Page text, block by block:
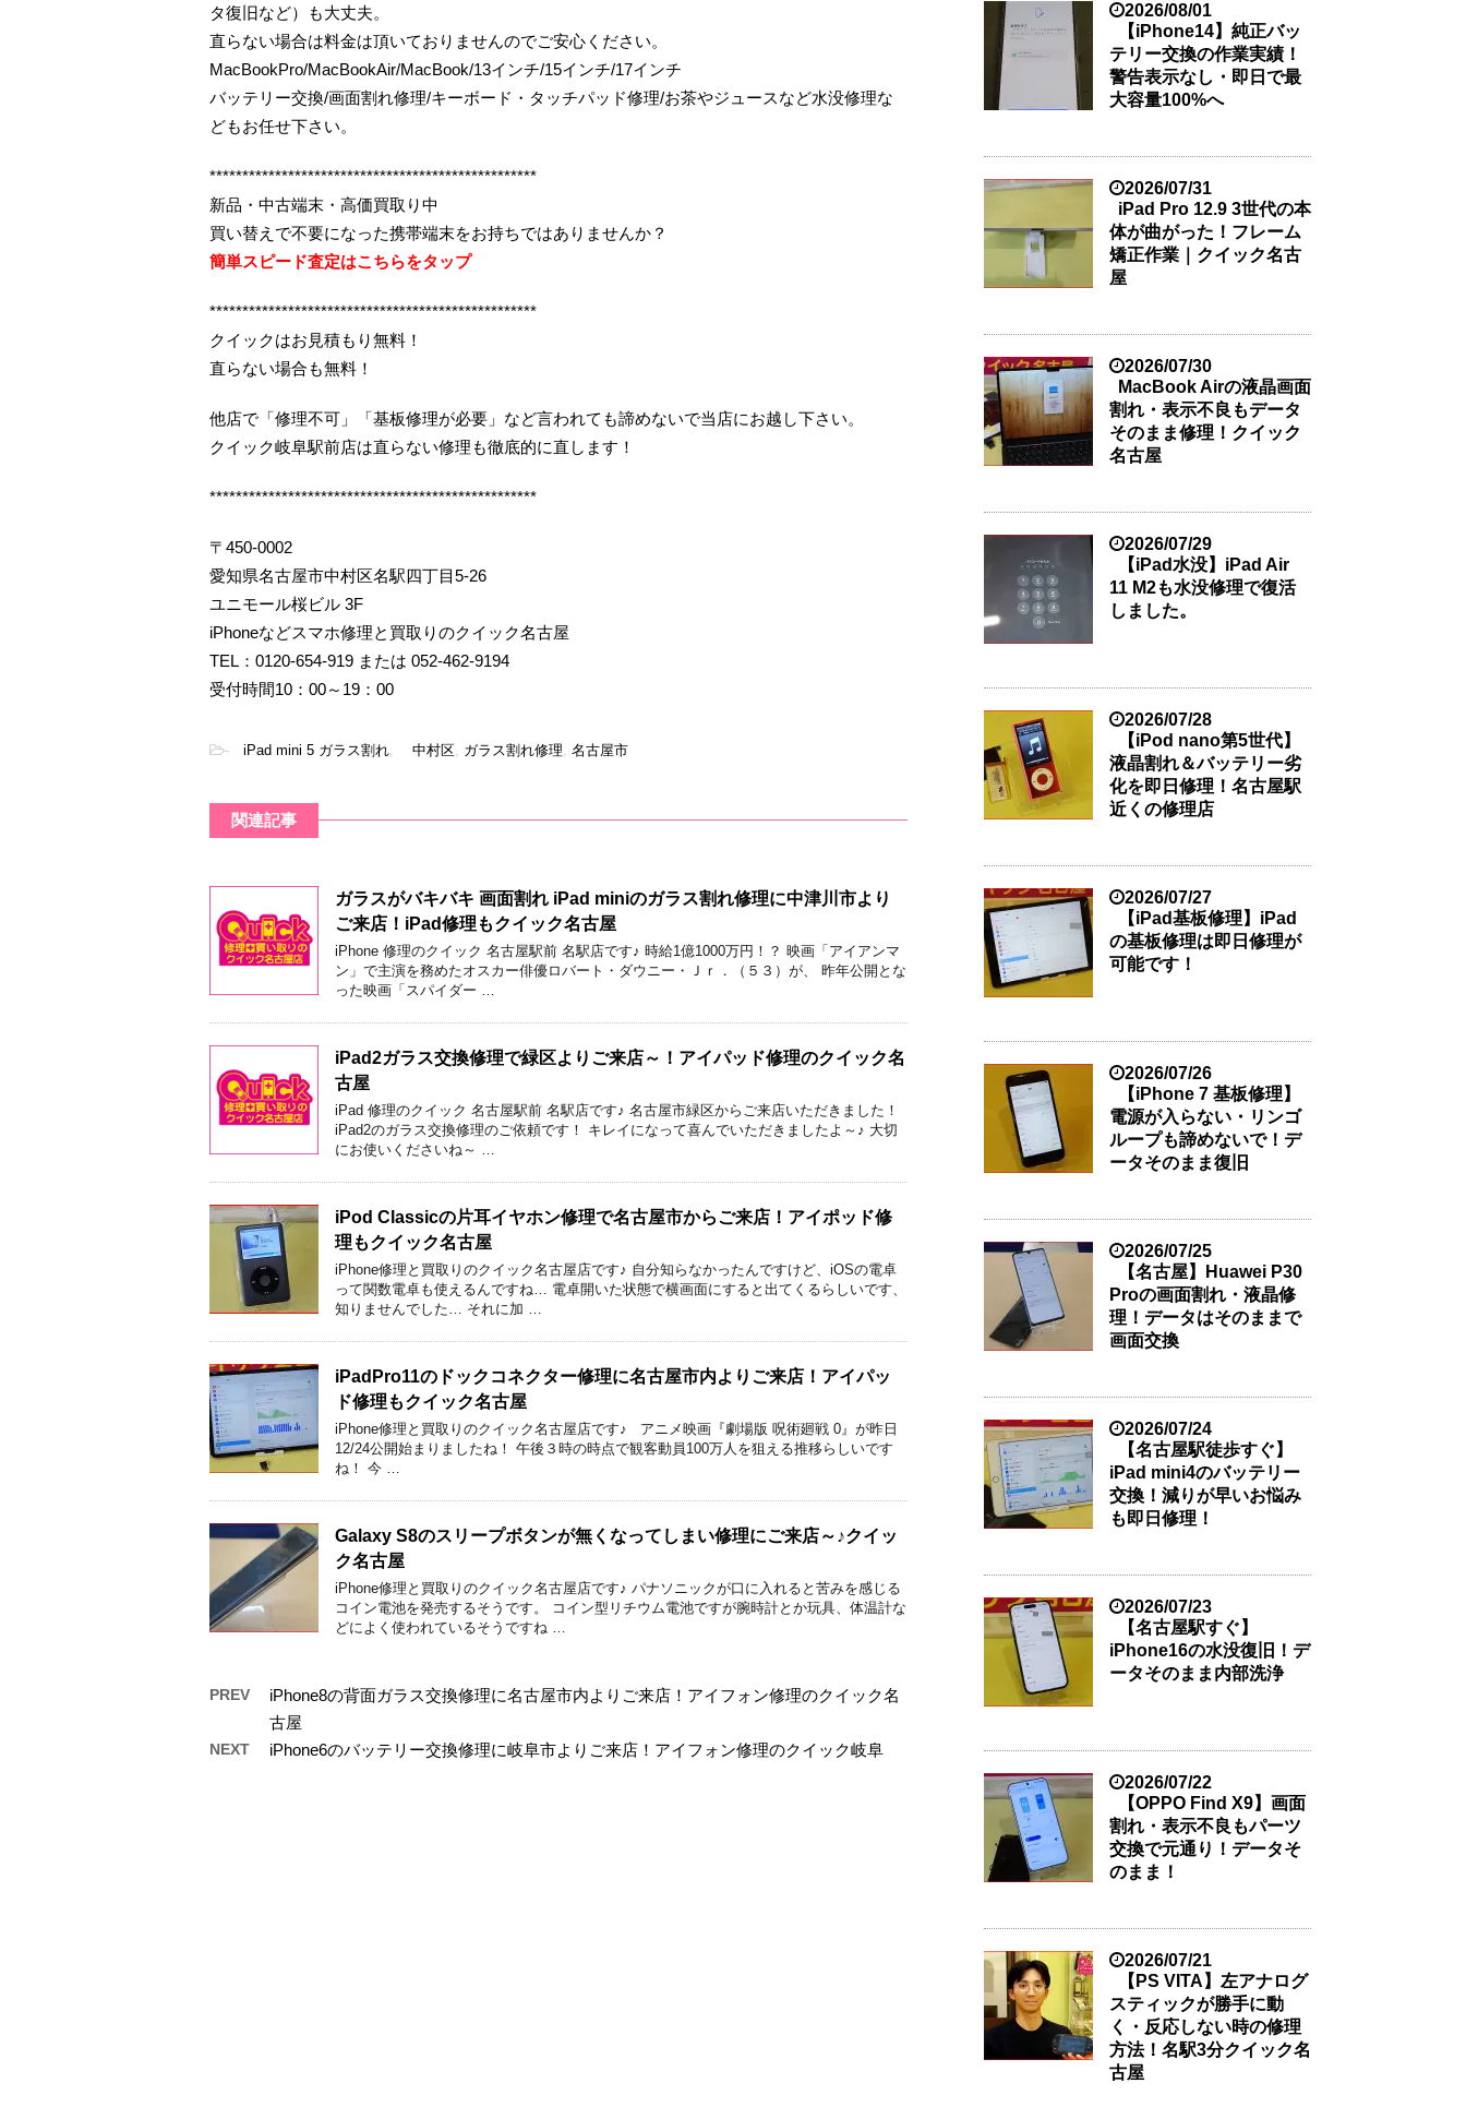
タ復旧など）も大丈夫。
直らない場合は料金は頂いておりませんのでご安心ください。
MacBookPro/MacBookAir/MacBook/13インチ/15インチ/17インチ
バッテリー交換/画面割れ修理/キーボード・タッチパッド修理/お茶やジュースなど水没修理な
どもお任せ下さい。
**************************************************
新品・中古端末・高価買取り中
買い替えで不要になった携帯端末をお持ちではありませんか？
簡単スピード査定はこちらをタップ
**************************************************
クイックはお見積もり無料！
直らない場合も無料！
他店で「修理不可」「基板修理が必要」など言われても諦めないで当店にお越し下さい。
クイック岐阜駅前店は直らない修理も徹底的に直します！
**************************************************
〒450-0002
愛知県名古屋市中村区名駅四丁目5-26
ユニモール桜ビル 3F
iPhoneなどスマホ修理と買取りのクイック名古屋
TEL：0120-654-919 または 052-462-9194
受付時間10：00～19：00
- iPad mini 5 ガラス割れ, 中村区, ガラス割れ修理, 名古屋市
関連記事
ガラスがバキバキ 画面割れ iPad miniのガラス割れ修理に中津川市より
ご来店！iPad修理もクイック名古屋
iPhone 修理のクイック 名古屋駅前 名駅店です♪ 時給1億1000万円！？ 映画「アイアンマ
ン」で主演を務めたオスカー俳優ロバート・ダウニー・Ｊｒ．（５３）が、 昨年公開とな
った映画「スパイダー …
iPad2ガラス交換修理で緑区よりご来店～！アイパッド修理のクイック名
古屋
iPad 修理のクイック 名古屋駅前 名駅店です♪ 名古屋市緑区からご来店いただきました！
iPad2のガラス交換修理のご依頼です！ キレイになって喜んでいただきましたよ～♪ 大切
にお使いくださいね～ …
iPod Classicの片耳イヤホン修理で名古屋市からご来店！アイポッド修
理もクイック名古屋
iPhone修理と買取りのクイック名古屋店です♪ 自分知らなかったんですけど、iOSの電卓
って関数電卓も使えるんですね… 電卓開いた状態で横画面にすると出てくるらしいです、
知りませんでした… それに加 …
iPadPro11のドックコネクター修理に名古屋市内よりご来店！アイパッ
ド修理もクイック名古屋
iPhone修理と買取りのクイック名古屋店です♪ アニメ映画『劇場版 呪術廻戦 0』が昨日
12/24公開始まりましたね！ 午後３時の時点で観客動員100万人を狙える推移らしいです
ね！ 今 …
Galaxy S8のスリープボタンが無くなってしまい修理にご来店～♪クイッ
ク名古屋
iPhone修理と買取りのクイック名古屋店です♪ パナソニックが口に入れると苦みを感じる
コイン電池を発売するそうです。 コイン型リチウム電池ですが腕時計とか玩具、体温計な
どによく使われているそうですね …
PREV
iPhone8の背面ガラス交換修理に名古屋市内よりご来店！アイフォン修理のクイック名
古屋
NEXT iPhone6のバッテリー交換修理に岐阜市よりご来店！アイフォン修理のクイック岐阜
2026/08/01
【iPhone14】純正バッ
テリー交換の作業実績！
警告表示なし・即日で最
大容量100%へ
2026/07/31
iPad Pro 12.9 3世代の本
体が曲がった！フレーム
矯正作業｜クイック名古
屋
2026/07/30
MacBook Airの液晶画面
割れ・表示不良もデータ
そのまま修理！クイック
名古屋
2026/07/29
【iPad水没】iPad Air
11 M2も水没修理で復活
しました。
2026/07/28
【iPod nano第5世代】
液晶割れ＆バッテリー劣
化を即日修理！名古屋駅
近くの修理店
2026/07/27
【iPad基板修理】iPad
の基板修理は即日修理が
可能です！
2026/07/26
【iPhone 7 基板修理】
電源が入らない・リンゴ
ループも諦めないで！デ
ータそのまま復旧
2026/07/25
【名古屋】Huawei P30
Proの画面割れ・液晶修
理！データはそのままで
画面交換
2026/07/24
【名古屋駅徒歩すぐ】
iPad mini4のバッテリー
交換！減りが早いお悩み
も即日修理！
2026/07/23
【名古屋駅すぐ】
iPhone16の水没復旧！デ
ータそのまま内部洗浄
2026/07/22
【OPPO Find X9】画面
割れ・表示不良もパーツ
交換で元通り！データそ
のまま！
2026/07/21
【PS VITA】左アナログ
スティックが勝手に動
く・反応しない時の修理
方法！名駅3分クイック名
古屋